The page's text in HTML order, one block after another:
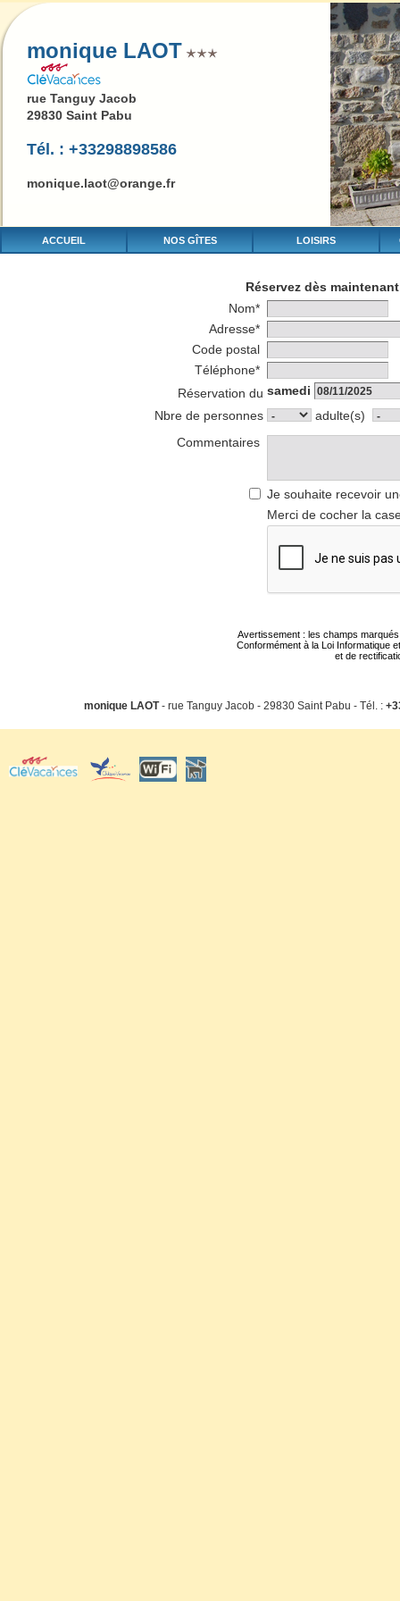
monique LAOT
rue Tanguy Jacob
29830 Saint Pabu
Tél. : +33298898586
monique.laot@orange.fr
ACCUEIL NOS GÎTES LOISIRS
Réservez dès
Nom*
Adresse*
Code postal
Téléphone*
Réservation du samedi
Nbre de personnes
adulte(s)
Commentaires
Je souhaite recevoir
Merci de cocher la
Avertissement : les champs
Conformément à la Loi Informatique
et de
monique LAOT- rue Tanguy Jacob - 29830 Saint Pabu - Tél. :